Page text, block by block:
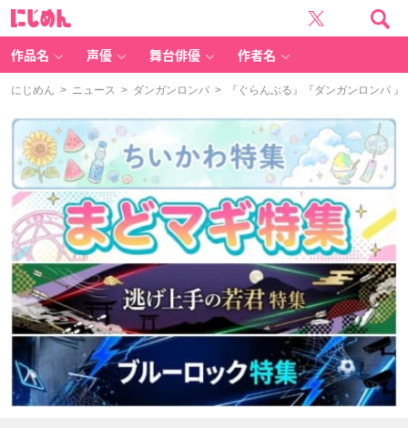
作品名 声優 舞台俳優 作者名
にじめん > ニュース > ダンガンロンパ > 『ぐらんぶる』『ダンガンロンパ